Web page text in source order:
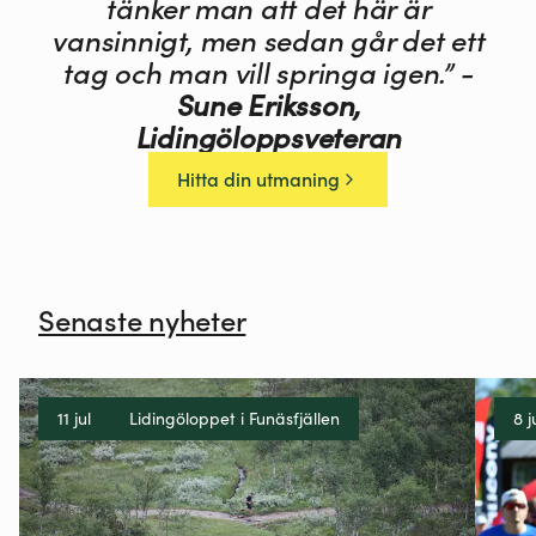
vansinnigt, men sedan går det ett
tag och man vill springa igen.” -
Sune Eriksson,
Lidingöloppsveteran
Hitta din utmaning
Senaste nyheter
11 jul Lidingöloppet i Funäsfjällen 8